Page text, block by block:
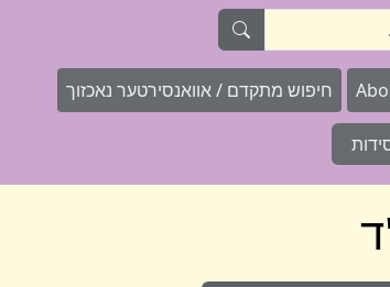
חיפוש מתקדם / אוואנסירטער נאכזוך